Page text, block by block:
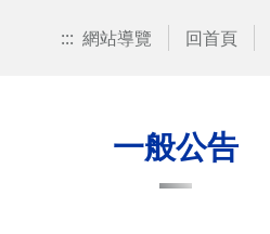
::: 網站導覽 回首頁
一般公告